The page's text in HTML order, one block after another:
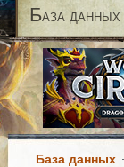
База данных
База данных